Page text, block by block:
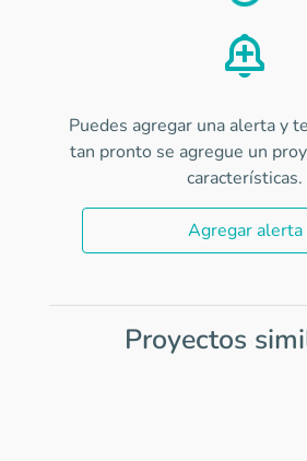
Puedes agregar una alerta y
tan pronto se agregue un
características.
Agregar alerta
Proyectos